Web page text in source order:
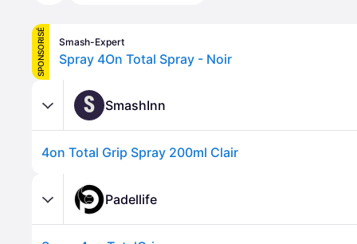
SPONSORISÉ Smash-Expert
Spray 4On Total Spray - Noir
S SmashInn
4on Total Grip Spray 200ml Clair
Padellife